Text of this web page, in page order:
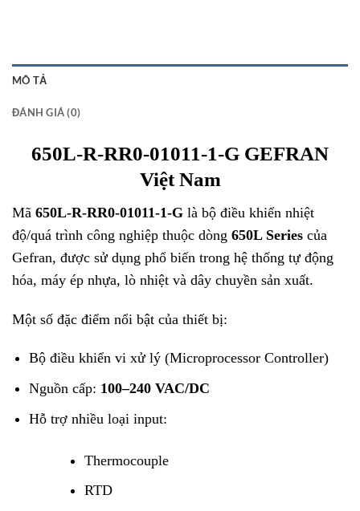
MÔ TẢ
ĐÁNH GIÁ (0)
650L-R-RR0-01011-1-G GEFRAN
Việt Nam
Mã 650L-R-RR0-01011-1-G là bộ điều khiển nhiệt
độ/quá trình công nghiệp thuộc dòng 650L Series của
Gefran, được sử dụng phổ biến trong hệ thống tự động
hóa, máy ép nhựa, lò nhiệt và dây chuyền sản xuất.
Một số đặc điểm nổi bật của thiết bị:
Bộ điều khiển vi xử lý (Microprocessor Controller)
Nguồn cấp: 100–240 VAC/DC
Hỗ trợ nhiều loại input:
Thermocouple
RTD